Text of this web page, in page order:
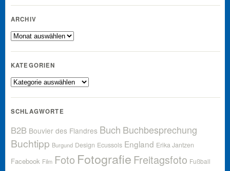
ARCHIV
Archiv
KATEGORIEN
Kategorien
SCHLAGWORTE
B2B Bouvier des Flandres Buch Buchbesprechung
Buchtipp Burgund Design Ecussols England Erika Jantzen
Facebook Film Foto Fotografie Freitagsfoto Fußball